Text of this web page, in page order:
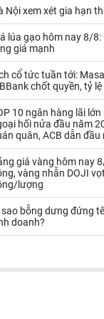
Palladium
Rau - Củ -Quả
Sữa
Than
Thủy hải sản khác
Vàng
VLXD khác
Xi măng - Clynker
Nội xem xét gia hạn
lúa gạo hôm nay 8/8:
giá mạnh
cổ tức tuần tới:
chốt quyền, tỷ
10 ngân hàng lãi
hối nửa đầu năm
quân, ACB dẫn
giá vàng hôm nay
vàng nhẫn DOJI
lượng
sao bỗng dưng đứng
doanh?